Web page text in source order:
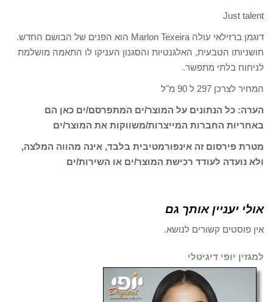
Just talent
דוגמן ברזילאי עולה Marlon Texeira הוא הפנים של הבושם החדש.
חושניותו הטבעית, האלגנטיות והסגנון העניקו לו התאמה מושלמת
לניחוח בלתי מתפשר.
המחיר לצרכן 297 ל 90 מ"ל
הערה: כל הנתונים על המוצר/ים המתפרסם/ים כאן הם
באחריות החברות המייצרות/משווקות את המוצר/ים
מטרת פירסום זה אינפורמטיבית בלבד, אינה מהווה המלצה,
ולא נועדה לעודד רכישת המוצר/ים או השירות/ים
אולי יעניין אותך גם
אין פוסטים קשורים לנושא.
למגזין יופי דיגיטלי